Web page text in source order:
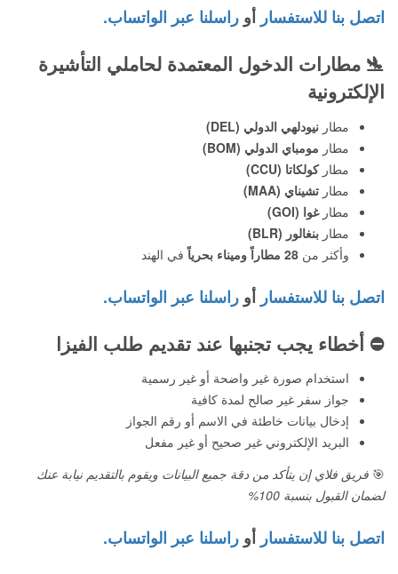
اتصل بنا للاستفسار أو راسلنا عبر الواتساب.
🛬 مطارات الدخول المعتمدة لحاملي التأشيرة
الإلكترونية
مطار نيودلهي الدولي (DEL)
مطار مومباي الدولي (BOM)
مطاركولكاتا (CCU)
مطار تشيناي (MAA)
مطارغوا (GOI)
مطار بنغالور (BLR)
وأكثر من 28 مطاراً وميناء بحرياً في الهند
اتصل بنا للاستفسار أو راسلنا عبر الواتساب.
⛔️ أخطاء يجب تجنبها عند تقديم طلب الفيزا
استخدام صورة غير واضحة أو غير رسمية
جواز سفر غير صالح لمدة كافية
إدخال بيانات خاطئة في الاسم أو رقم الجواز
البريد الإلكتروني غير صحيح أو غير مفعل
🎯 فريق فلاي إن يتأكد من دقة جميع البيانات ويقوم بالتقديم نيابة عنك
لضمان القبول بنسبة 100%
اتصل بنا للاستفسار أو راسلنا عبر الواتساب.